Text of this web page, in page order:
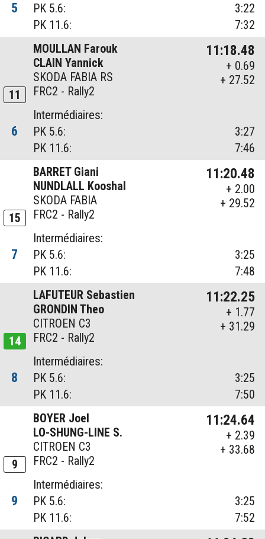
5
PK 5.6:
3:22
PK 11.6:
7:32
11
MOULLAN Farouk
CLAIN Yannick
SKODA FABIA RS
FRC2 - Rally2
11:18.48
+ 0.69
+ 27.52
6
Intermédiaires:
PK 5.6:
3:27
PK 11.6:
7:46
15
BARRET Giani
NUNDLALL Kooshal
SKODA FABIA
FRC2 - Rally2
11:20.48
+ 2.00
+ 29.52
7
Intermédiaires:
PK 5.6:
3:25
PK 11.6:
7:48
14
LAFUTEUR Sebastien
GRONDIN Theo
CITROEN C3
FRC2 - Rally2
11:22.25
+ 1.77
+ 31.29
8
Intermédiaires:
PK 5.6:
3:25
PK 11.6:
7:50
9
BOYER Joel
LO-SHUNG-LINE S.
CITROEN C3
FRC2 - Rally2
11:24.64
+ 2.39
+ 33.68
9
Intermédiaires:
PK 5.6:
3:25
PK 11.6:
7:52